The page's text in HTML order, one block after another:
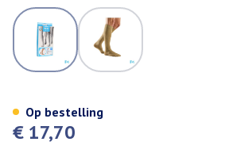
View larger imageView larger image
€ 17,70
Op bestelling